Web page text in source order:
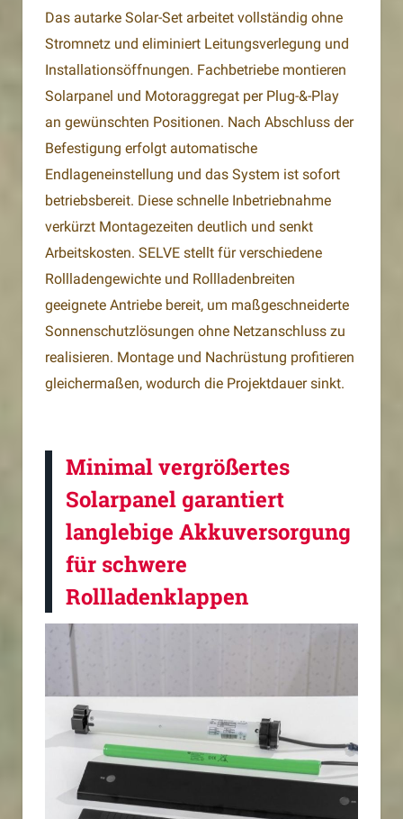
Das autarke Solar-Set arbeitet vollständig ohne
Stromnetz und eliminiert Leitungsverlegung und
Installationsöffnungen. Fachbetriebe montieren
Solarpanel und Motoraggregat per Plug-&-Play
an gewünschten Positionen. Nach Abschluss der
Befestigung erfolgt automatische
Endlageneinstellung und das System ist sofort
betriebsbereit. Diese schnelle Inbetriebnahme
verkürzt Montagezeiten deutlich und senkt
Arbeitskosten. SELVE stellt für verschiedene
Rollladengewichte und Rollladenbreiten
geeignete Antriebe bereit, um maßgeschneiderte
Sonnenschutzlösungen ohne Netzanschluss zu
realisieren. Montage und Nachrüstung profitieren
gleichermaßen, wodurch die Projektdauer sinkt.
Minimal vergrößertes
Solarpanel garantiert
langlebige Akkuversorgung
für schwere
Rollladenklappen